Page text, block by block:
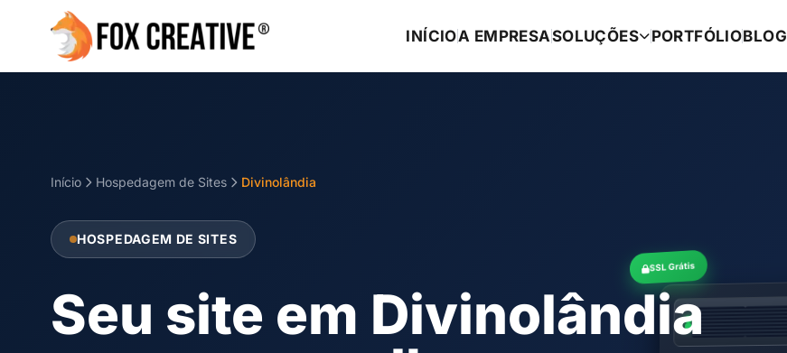
INÍCIOA EMPRESASOLUÇÕES PORTFÓLIOBLOG
Início Hospedagem de Sites Divinolândia
HOSPEDAGEM DE SITES
Seu site em Divinolândia
SSL Grátis